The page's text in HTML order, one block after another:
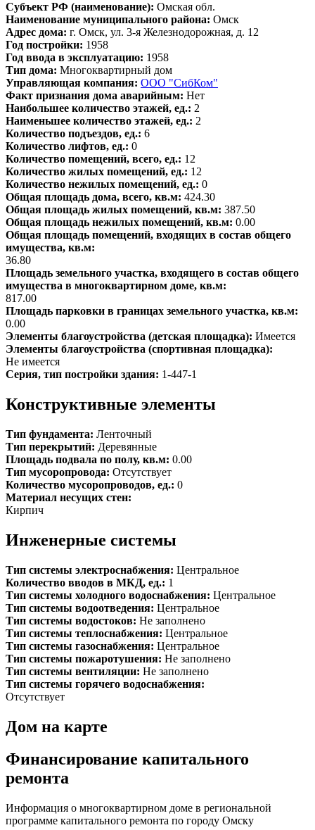
Субъект РФ (наименование): Омская обл.
Наименование муниципального района: Омск
Адрес дома: г. Омск, ул. 3-я Железнодорожная, д. 12
Год постройки: 1958
Год ввода в эксплуатацию: 1958
Тип дома: Многоквартирный дом
Управляющая компания: ООО "СибКом"
Факт признания дома аварийным: Нет
Наибольшее количество этажей, ед.: 2
Наименьшее количество этажей, ед.: 2
Количество подъездов, ед.: 6
Количество лифтов, ед.: 0
Количество помещений, всего, ед.: 12
Количество жилых помещений, ед.: 12
Количество нежилых помещений, ед.: 0
Общая площадь дома, всего, кв.м: 424.30
Общая площадь жилых помещений, кв.м: 387.50
Общая площадь нежилых помещений, кв.м: 0.00
Общая площадь помещений, входящих в состав общего
имущества, кв.м:
36.80
Площадь земельного участка, входящего в состав общего
имущества в многоквартирном доме, кв.м:
817.00
Площадь парковки в границах земельного участка, кв.м:
0.00
Элементы благоустройства (детская площадка): Имеется
Элементы благоустройства (спортивная площадка):
Не имеется
Серия, тип постройки здания: 1-447-1
Конструктивные элементы
Тип фундамента: Ленточный
Тип перекрытий: Деревянные
Площадь подвала по полу, кв.м: 0.00
Тип мусоропровода: Отсутствует
Количество мусоропроводов, ед.: 0
Материал несущих стен:
Кирпич
Инженерные системы
Тип системы электроснабжения: Центральное
Количество вводов в МКД, ед.: 1
Тип системы холодного водоснабжения: Центральное
Тип системы водоотведения: Центральное
Тип системы водостоков: Не заполнено
Тип системы теплоснабжения: Центральное
Тип системы газоснабжения: Центральное
Тип системы пожаротушения: Не заполнено
Тип системы вентиляции: Не заполнено
Тип системы горячего водоснабжения:
Отсутствует
Дом на карте
Финансирование капитального
ремонта
Информация о многоквартирном доме в региональной
программе капитального ремонта по городу Омску